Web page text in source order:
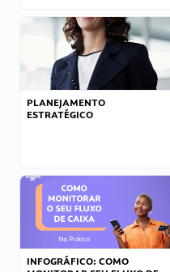
PLANEJAMENTO
ESTRATÉGICO
INFOGRÁFICO: COMO